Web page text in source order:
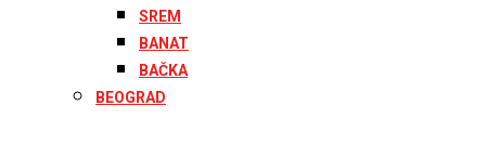
SREM
BANAT
BAČKA
BEOGRAD